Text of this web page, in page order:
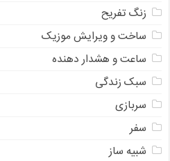
زنگ تفریح
ساخت و ویرایش موزیک
ساعت و هشدار دهنده
سبک زندگی
سربازی
سفر
شبیه ساز